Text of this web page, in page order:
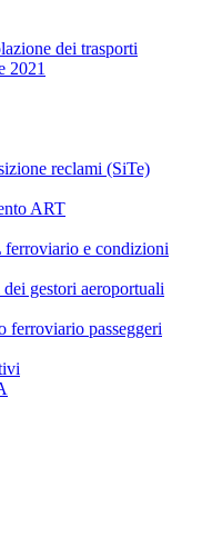
dei trasporti
2021
reclami (SiTe)
ART
e condizioni
gestori aeroportuali
ferroviario passeggeri